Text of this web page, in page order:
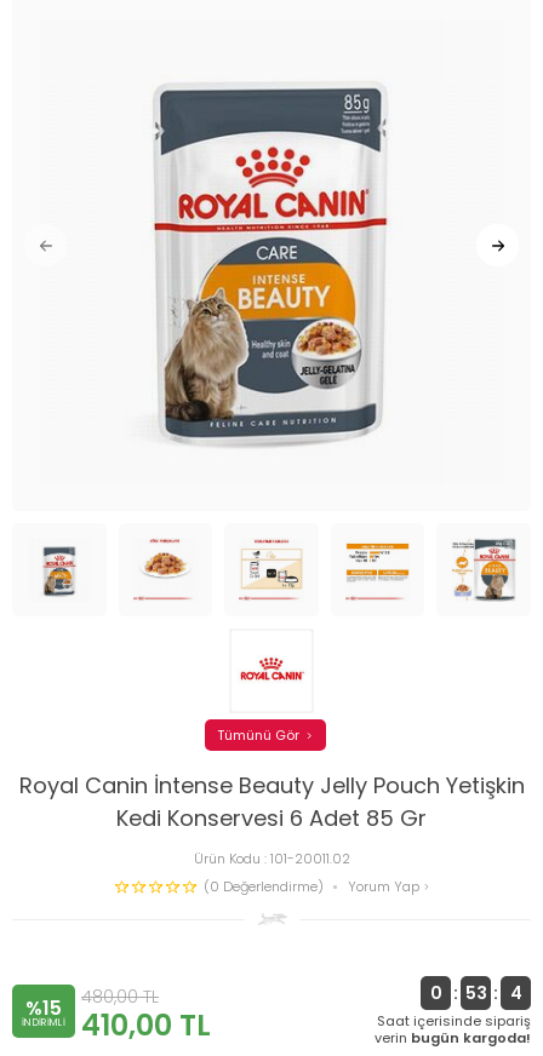
Royal Canin İntense Beauty Jelly Pouch Yetişkin
Kedi Konservesi 6 Adet 85 Gr
Ürün Kodu :101-20011.02
(0 Değerlendirme)
Yorum Yap
Tümünü Gör
%15
INDIRIMLI
480,00TL
410,00 TL
0 : 53 : 4
Saat içerisinde sipariş
verin bugün kargoda!